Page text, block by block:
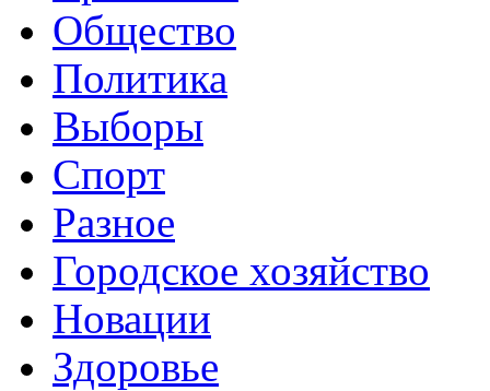
Общество
Политика
Выборы
Спорт
Разное
Городское хозяйство
Новации
Здоровье